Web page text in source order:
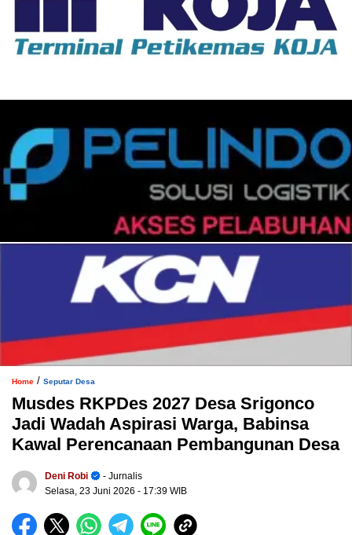
Home / Seputar Desa
Musdes RKPDes 2027 Desa Srigonco
Jadi Wadah Aspirasi Warga, Babinsa
Kawal Perencanaan Pembangunan Desa
Deni Robi
- Jurnalis
Selasa, 23 Juni 2026 - 17:39 WIB